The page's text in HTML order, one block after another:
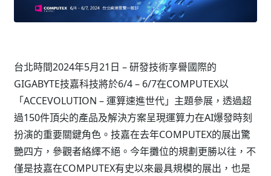
台北時間2024年5月21日 – 研發技術享譽國際的
GIGABYTE技嘉科技將於6/4 – 6/7在COMPUTEX以
「ACCEVOLUTION – 運算速進世代」主題參展，透過超
過150件頂尖的產品及解決方案呈現運算力在AI爆發時刻
扮演的重要關鍵角色。技嘉在去年COMPUTEX的展出驚
艷四方，參觀者絡繹不絕。今年攤位的規劃更勝以往，不
僅是技嘉在COMPUTEX有史以來最具規模的展出，也是